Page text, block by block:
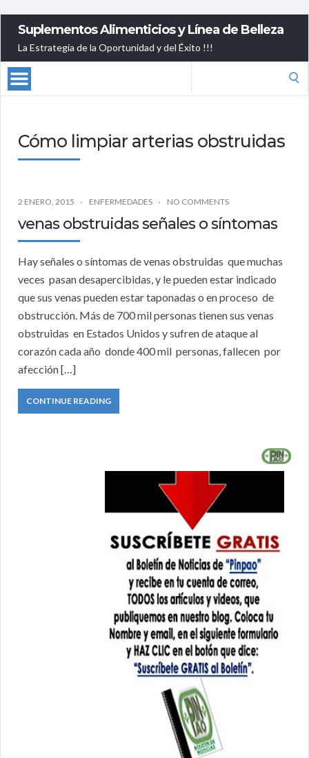
Suplementos Alimenticios y Línea de Belleza
La Estrategia de la Oportunidad y del Éxito !!!
Cómo limpiar arterias obstruidas
2 ENERO, 2015 ENFERMEDADES NO COMMENTS
venas obstruidas señales o síntomas
Hay señales o síntomas de venas obstruidas que muchas
veces pasan desapercibidas, y le pueden estar indicado
que sus venas pueden estar taponadas o en proceso de
obstrucción. Más de 700 mil personas tienen sus venas
obstruidas en Estados Unidos y sufren de ataque al
corazón cada año donde 400 mil personas, fallecen por
afección […]
CONTINUE READING